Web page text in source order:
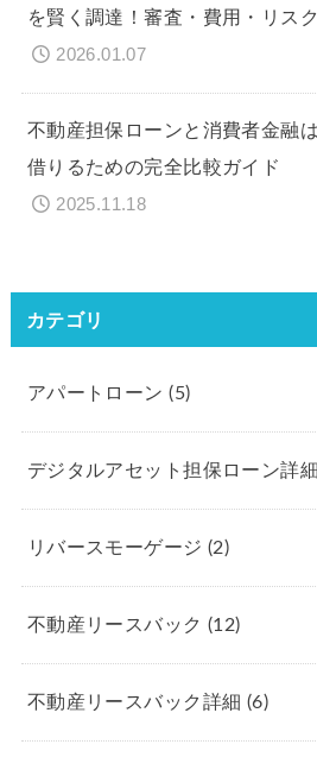
を賢く調達！審査・費用・リス
2026.01.07
不動産担保ローンと消費者金融
借りるための完全比較ガイド
2025.11.18
カテゴリ
アパートローン(5)
デジタルアセット担保ローン詳
リバースモーゲージ (2)
不動産リースバック (12)
不動産リースバック詳細 (6)